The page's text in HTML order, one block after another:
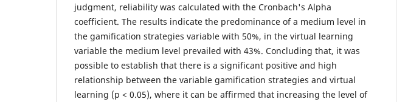
judgment, reliability was calculated with the Cronbach's Alpha
coefficient. The results indicate the predominance of a medium level in
the gamification strategies variable with 50%, in the virtual learning
variable the medium level prevailed with 43%. Concluding that, it was
possible to establish that there is a significant positive and high
relationship between the variable gamification strategies and virtual
learning (p < 0.05), where it can be affirmed that increasing the level of